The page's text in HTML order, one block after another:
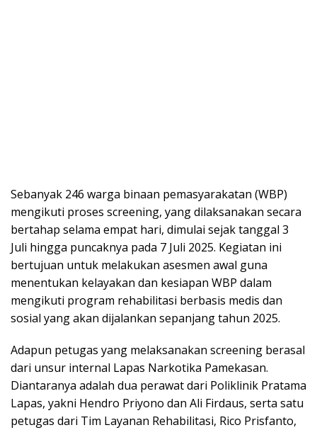
Sebanyak 246 warga binaan pemasyarakatan (WBP)
mengikuti proses screening, yang dilaksanakan secara
bertahap selama empat hari, dimulai sejak tanggal 3
Juli hingga puncaknya pada 7 Juli 2025. Kegiatan ini
bertujuan untuk melakukan asesmen awal guna
menentukan kelayakan dan kesiapan WBP dalam
mengikuti program rehabilitasi berbasis medis dan
sosial yang akan dijalankan sepanjang tahun 2025.
Adapun petugas yang melaksanakan screening berasal
dari unsur internal Lapas Narkotika Pamekasan.
Diantaranya adalah dua perawat dari Poliklinik Pratama
Lapas, yakni Hendro Priyono dan Ali Firdaus, serta satu
petugas dari Tim Layanan Rehabilitasi, Rico Prisfanto,